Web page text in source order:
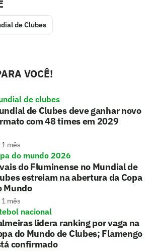
de Clubes
VOCÊ!
de clubes
de Clubes deve ganhar novo
com 48 times em 2029
1 mês
do mundo 2026
do Fluminense no Mundial de
estreiam na abertura da Copa
Mundo
1 mês
nacional
lidera ranking por vaga na
do Mundo de Clubes; Flamengo
confirmado